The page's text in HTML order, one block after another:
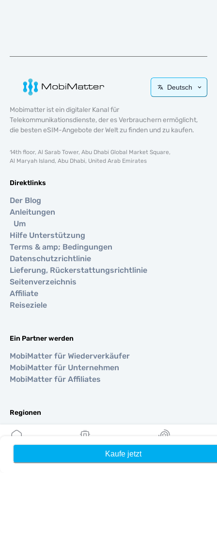
Kaufe jetzt
Deutsch
Mobimatter ist ein digitaler Kanal für
Telekommunikationsdienste, der es Verbrauchern ermöglicht,
die besten eSIM-Angebote der Welt zu finden und zu kaufen.
14th floor, Al Sarab Tower, Abu Dhabi Global Market Square,
Al Maryah Island, Abu Dhabi, United Arab Emirates
Direktlinks
Der Blog
Anleitungen
Um
Hilfe Unterstützung
Terms & amp; Bedingungen
Datenschutzrichtlinie
Lieferung, Rückerstattungsrichtlinie
Seitenverzeichnis
Affiliate
Reiseziele
Ein Partner werden
MobiMatter für Wiederverkäufer
MobiMatter für Unternehmen
MobiMatter für Affiliates
Regionen
eSIM für Europa
eSIM für Naher Osten
Meine eSIMs